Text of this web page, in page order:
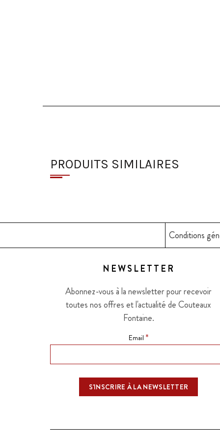
PRODUITS SIMILAIRES
Conditions
NEWSLETTER
Abonnez-vous à la newsletter pour recevoir
toutes nos offres et l'actualité de Couteaux
Fontaine.
Email *